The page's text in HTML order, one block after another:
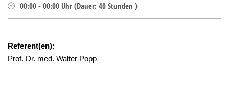
00:00 - 00:00 Uhr (Dauer: 40 Stunden )
Referent(en):
Prof. Dr. med. Walter Popp